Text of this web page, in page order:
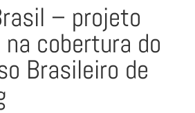
– projeto
cobertura do
Brasileiro de